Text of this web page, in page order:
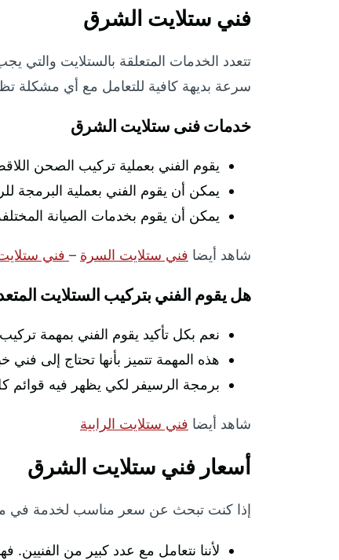
فني ستلايت الشرق
تتعدد الخدمات المتعلقة بالستلايت والتي
سرعة بديهة كافية للتعامل مع أي مشكلة
خدمات فنى ستلايت الشرق
يقوم الفني بعملية تركيب الصحن
يمكن أن يقوم الفني بعملية البرمجة
يمكن أن يقوم بخدمات الصيانة
شاهد أيضا فني ستلايت السرة – فني
هل يقوم الفني بتركيب الستلايت
نعم بكل تأكيد يقوم الفني بمهمة
هذه المهمة تتميز بأنها تحتاج إلى
برمجة الرسيفر لكي يظهر فيه
شاهد أيضا فني ستلايت الرابية
أسعار فني ستلايت الشرق
إذا كنت تبحث عن سعر مناسب لخدمة في
لأننا نتعامل مع عدد كبير من